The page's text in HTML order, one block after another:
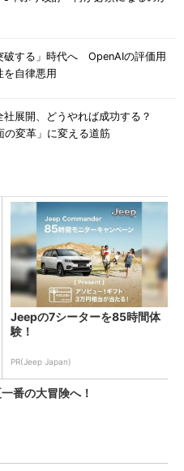
破する」時代へ OpenAIの評価用
を自律悪用
社展開、どうやれば成功する？
の変革」に変える道筋
Jeepの7シーターを85時間体
験！
PR(Jeep Japan)
番の大冒険へ！